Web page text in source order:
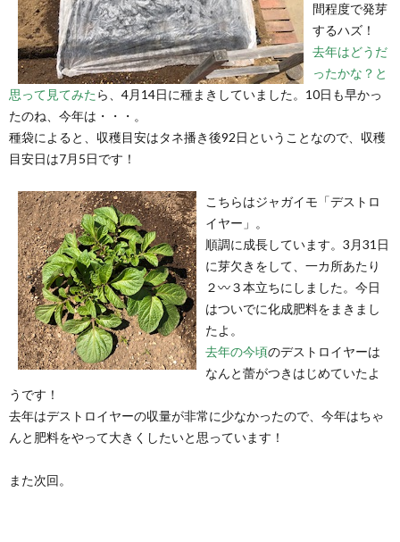
間程度で発芽
するハズ！
去年はどうだ
ったかな？と
思って見てみた ら、4月14日に種まきしていました。10日も早かっ
たのね、今年は・・・。
種袋によると、収穫目安はタネ播き後92日ということなので、収穫
目安日は7月5日です！
こちらはジャガイモ「デストロ
イヤー」。
順調に成長しています。3月31日
に芽欠きをして、一カ所あたり
２〰３本立ちにしました。今日
はついでに化成肥料をまきまし
たよ。
去年の今頃のデストロイヤーは
なんと蕾がつきはじめていたよ
うです！
去年はデストロイヤーの収量が非常に少なかったので、今年はちゃ
んと肥料をやって大きくしたいと思っています！
また次回。